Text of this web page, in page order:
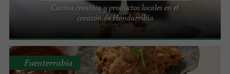
Cocina creativa y productos locales en el
corazón de Hondarribia
Fuenterrabía